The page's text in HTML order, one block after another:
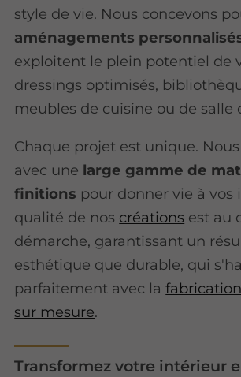
style de vie. Nous concevons
aménagements
exploitent le plein potentiel de
dressings optimisés,
meubles de cuisine ou de salle
Chaque projet est unique.
avec une large gamme de
finitions pour donner vie à vos
qualité de nos créations est au
démarche, garantissant un
esthétique que durable, qui
parfaitement avec la
sur mesure.
Transformez votre intérieur